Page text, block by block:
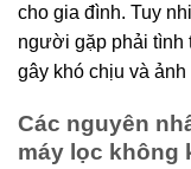
cho gia đình. Tuy
người gặp phải tình
gây khó chịu và
Các nguyên
máy lọc không